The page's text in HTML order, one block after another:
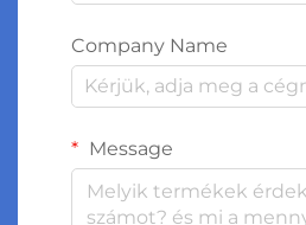
Company Name
Message